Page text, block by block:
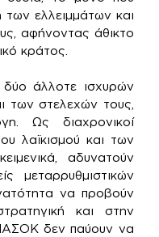
των ελλειμμάτων και
αφήνοντας άθικτο
κράτος.
άλλοτε ισχυρών
των στελεχών τους,
Ως διαχρονικοί
λαϊκισμού και των
αδυνατούν
μεταρρυθμιστικών
να προβούν
και στην
δεν παύουν να